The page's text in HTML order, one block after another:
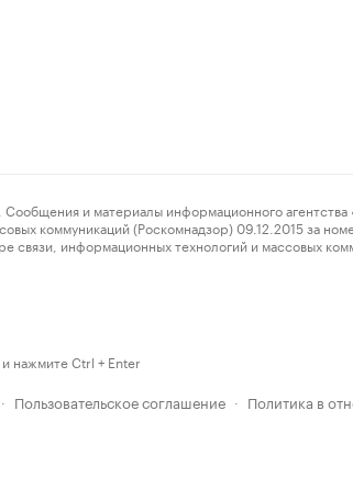
и материалы информационного агентства
коммуникаций (Роскомнадзор) 09.12.2015 за
связи, информационных технологий и массовых
нажмите Ctrl + Enter
· Пользовательское соглашение · Политика в